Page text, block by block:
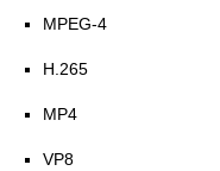
MPEG-4
H.265
MP4
VP8